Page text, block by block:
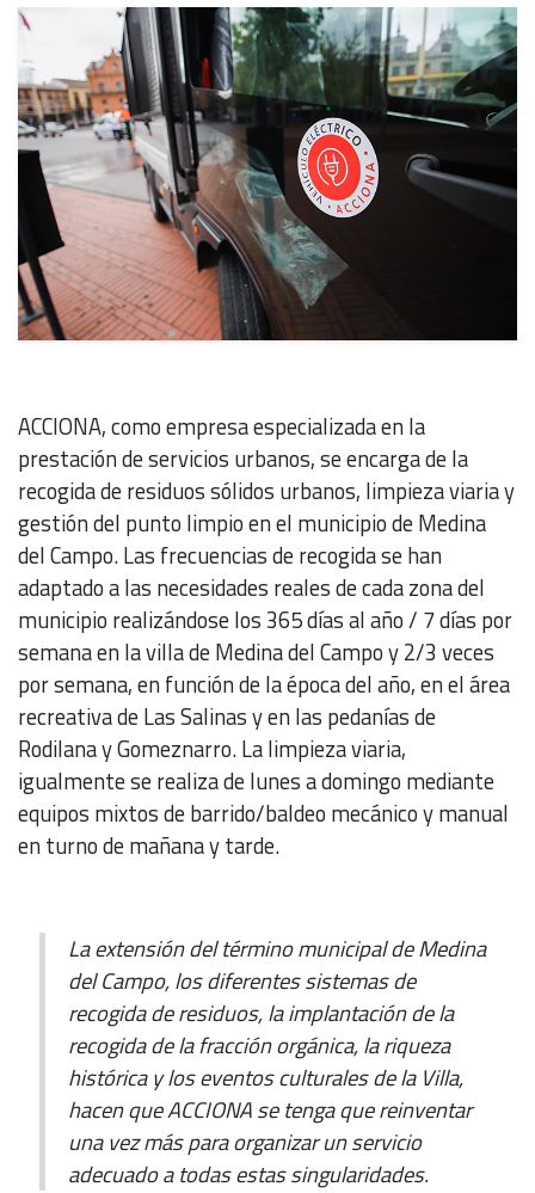
ACCIONA, como empresa especializada en la
prestación de servicios urbanos, se encarga de la
recogida de residuos sólidos urbanos, limpieza viaria y
gestión del punto limpio en el municipio de Medina
del Campo. Las frecuencias de recogida se han
adaptado a las necesidades reales de cada zona del
municipio realizándose los 365 días al año / 7 días por
semana en la villa de Medina del Campo y 2/3 veces
por semana, en función de la época del año, en el área
recreativa de Las Salinas y en las pedanías de
Rodilana y Gomeznarro. La limpieza viaria,
igualmente se realiza de lunes a domingo mediante
equipos mixtos de barrido/baldeo mecánico y manual
en turno de mañana y tarde.
La extensión del término municipal de Medina
del Campo, los diferentes sistemas de
recogida de residuos, la implantación de la
recogida de la fracción orgánica, la riqueza
histórica y los eventos culturales de la Villa,
hacen que ACCIONA se tenga que reinventar
una vez más para organizar un servicio
adecuado a todas estas singularidades.